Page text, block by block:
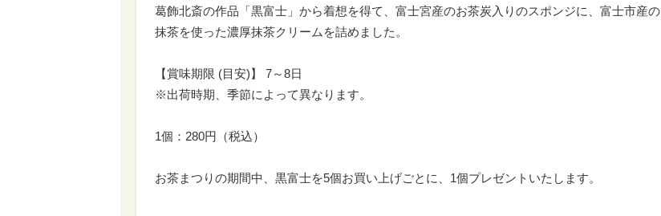
葛飾北斎の作品「黒富士」から着想を得て、富士宮産のお茶炭入りのスポンジに、富士市産の
抹茶を使った濃厚抹茶クリームを詰めました。
【賞味期限 (目安)】 7～8日
※出荷時期、季節によって異なります。
1個：280円（税込）
お茶まつりの期間中、黒富士を5個お買い上げごとに、1個プレゼントいたします。